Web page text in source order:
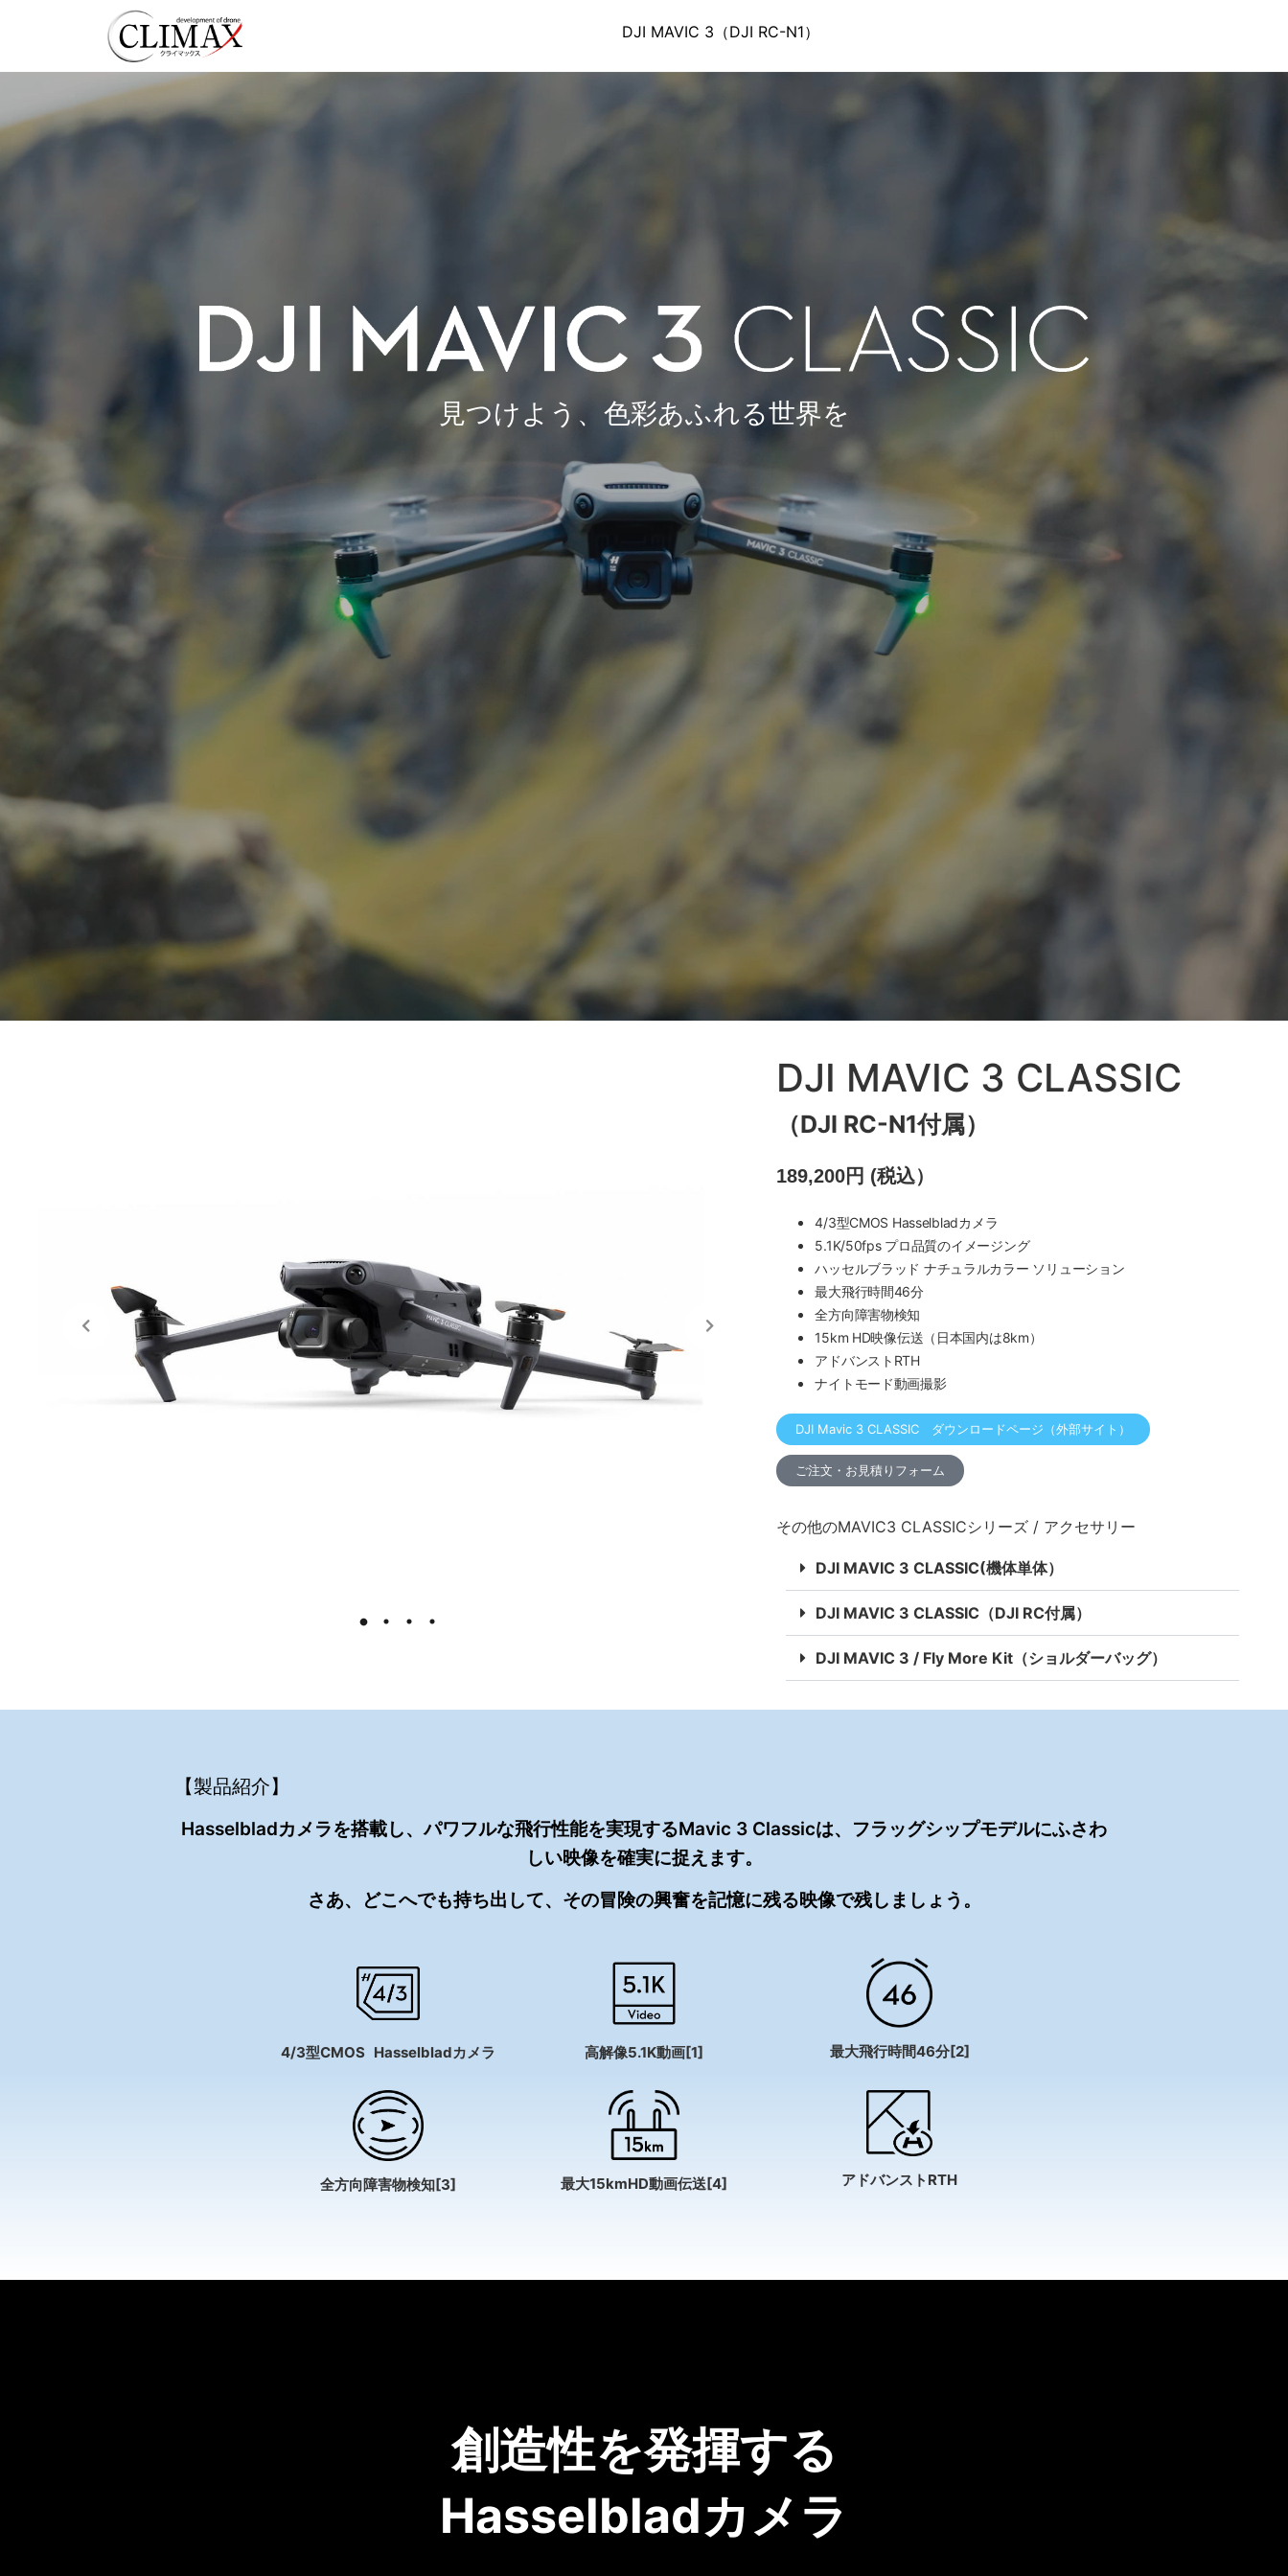
DJI MAVIC 3（DJI RC-N1）
見つけよう、色彩あふれる世界を
DJI MAVIC 3 CLASSIC
（DJI RC-N1付属）
189,200円 (税込）
4/3型CMOS Hasselbladカメラ
5.1K/50fps プロ品質のイメージング
ハッセルブラッド ナチュラルカラー ソリューション
最大飛行時間46分
全方向障害物検知
15km HD映像伝送（日本国内は8km）
アドバンストRTH
ナイトモード動画撮影
DJI Mavic 3 CLASSIC ダウンロードページ（外部サイト）
ご注文・お見積りフォーム
その他のMAVIC3 CLASSICシリーズ / アクセサリー
DJI MAVIC 3 CLASSIC(機体単体）
DJI MAVIC 3 CLASSIC（DJI RC付属）
DJI MAVIC 3 / Fly More Kit（ショルダーバッグ）
【製品紹介】
Hasselbladカメラを搭載し、パワフルな飛行性能を実現するMavic 3 Classicは、フラッグシップモデルにふさわ
しい映像を確実に捉えます。
さあ、どこへでも持ち出して、その冒険の興奮を記憶に残る映像で残しましょう。
4/3型CMOS Hasselbladカメラ 高解像5.1K動画[1] 最大飛行時間46分[2]
全方向障害物検知[3] 最大15kmHD動画伝送[4] アドバンストRTH
創造性を発揮する
Hasselbladカメラ